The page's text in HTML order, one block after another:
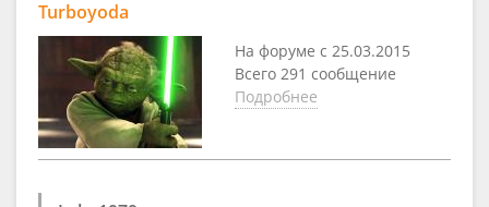
Turboyoda
На форуме с 25.03.2015
Всего 291 сообщение
Подробнее